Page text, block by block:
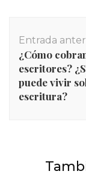
de
entradas
Entrada
¿Cómo
escritores?
puede vivir
escritura?
Libros
Reseña LA
INICIO,Libros,